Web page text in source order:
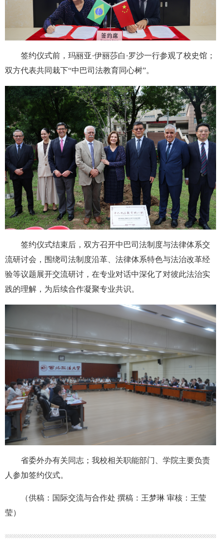
签约仪式前，玛丽亚·伊丽莎白·罗沙一行参观了校史馆；
双方代表共同栽下“中巴司法教育同心树”。
签约仪式结束后，双方召开中巴司法制度与法律体系交
流研讨会，围绕司法制度沿革、法律体系特色与法治改革经
验等议题展开交流研讨，在专业对话中深化了对彼此法治实
践的理解，为后续合作凝聚专业共识。
省委外办有关同志；我校相关职能部门、学院主要负责
人参加签约仪式。
（供稿：国际交流与合作处 撰稿：王梦琳 审核：王莹
莹）